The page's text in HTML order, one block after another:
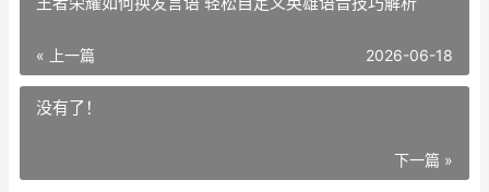
« 上一篇 2026-06-18
没有了！
下一篇 »